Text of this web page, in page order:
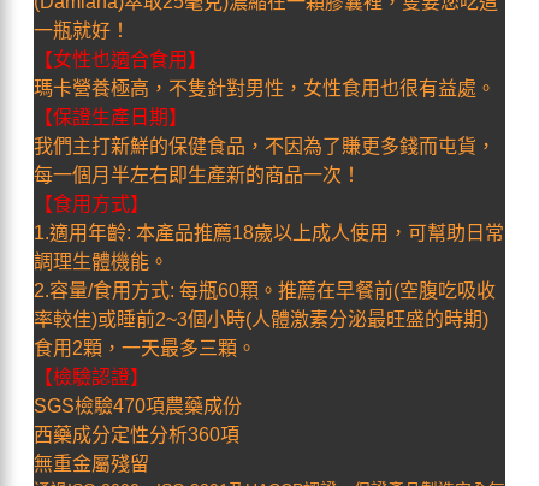
一瓶就好！
【女性也適合食用】
瑪卡營養極高，不隻針對男性，女性食用也很有益處。
【保證生產日期】
我們主打新鮮的保健食品，不因為了賺更多錢而屯貨，
每一個月半左右即生產新的商品一次！
【食用方式】
1.適用年齡: 本產品推薦18歲以上成人使用，可幫助日常
調理生體機能。
2.容量/食用方式: 每瓶60顆。推薦在早餐前(空腹吃吸收
率較佳)或睡前2~3個小時(人體激素分泌最旺盛的時期)
食用2顆，一天最多三顆。
【檢驗認證】
SGS檢驗470項農藥成份
西藥成分定性分析360項
無重金屬殘留